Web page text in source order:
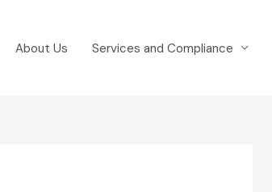
About Us Services and Compliance